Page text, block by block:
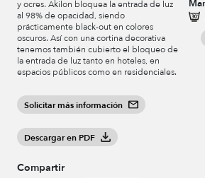
y ocres. Akilon bloquea la entrada de luz
al 98% de opacidad, siendo
prácticamente black-out en colores
oscuros. Así con una cortina decorativa
tenemos también cubierto el bloqueo de
la entrada de luz tanto en hoteles, en
espacios públicos como en residenciales.
Solicitar más información
Descargar en PDF
Compartir